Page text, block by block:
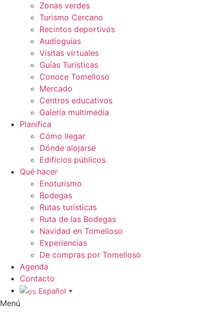
Zonas verdes
Turismo Cercano
Recintos deportivos
Audioguías
Visitas virtuales
Guías Turísticas
Conoce Tomelloso
Mercado
Centros educativos
Galería multimedia
Planifica
Cómo llegar
Dónde alojarse
Edificios públicos
Qué hacer
Enoturismo
Bodegas
Rutas turísticas
Ruta de las Bodegas
Navidad en Tomelloso
Experiencias
De compras por Tomelloso
Agenda
Contacto
Español ▼
Menú